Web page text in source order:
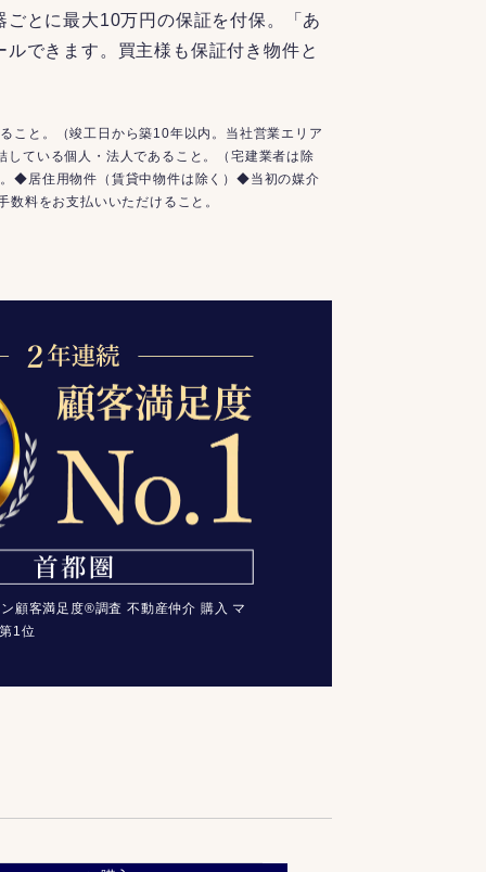
とに最大10万円の保証を付保。「あ
できます。買主様も保証付き物件と
こと。（竣工日から築10年以内。当社営業エリア
ている個人・法人であること。（宅建業者は除
◆居住用物件（賃貸中物件は除く）◆当初の媒介
料をお支払いいただけること。
顧客満足度®調査 不動産仲介 購入 マ
1位